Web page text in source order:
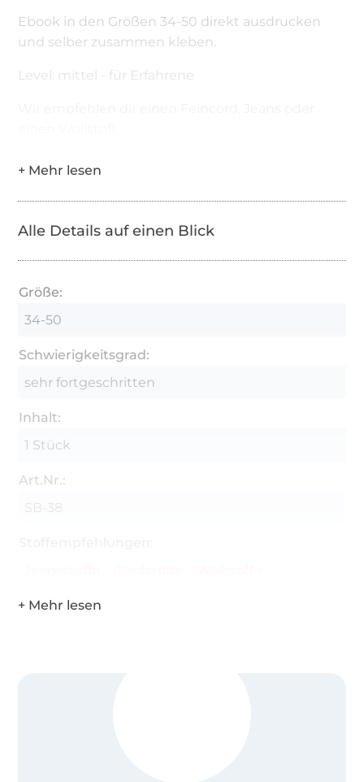
Ebook in den Größen 34-50 direkt ausdrucken
und selber zusammen kleben.
Level: mittel - für Erfahrene
Alle Details auf einen Blick
Größe:
34-50
Schwierigkeitsgrad:
sehr fortgeschritten
Inhalt:
1 Stück
Art.Nr.:
SB-38